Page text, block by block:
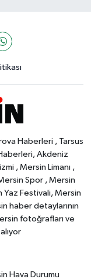
Haberleri , Tarsus
Akdeniz
, Mersin Limanı ,
Spor , Mersin
Yaz Festivali, Mersin
haber detaylarının
fotoğrafları ve
Hava Durumu